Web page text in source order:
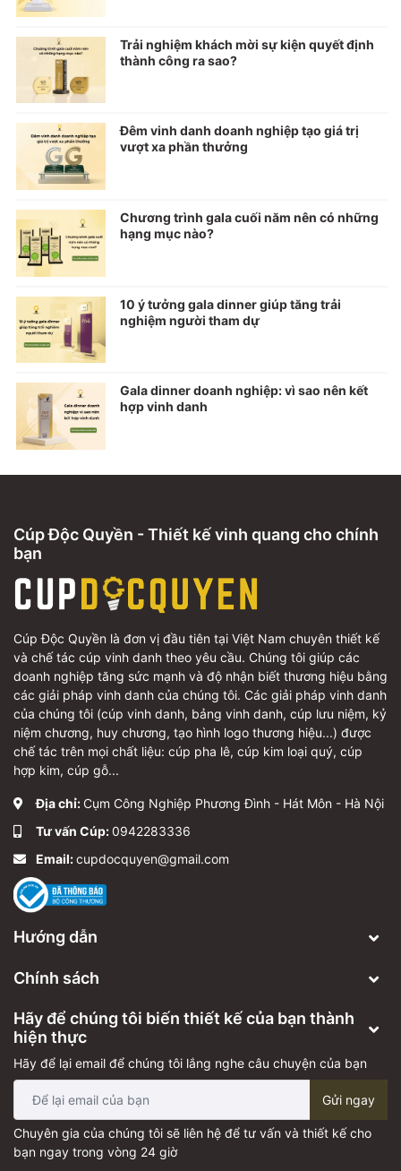
Trải nghiệm khách mời sự kiện quyết định
thành công ra sao?
Đêm vinh danh doanh nghiệp tạo giá trị
vượt xa phần thưởng
Chương trình gala cuối năm nên có những
hạng mục nào?
10 ý tưởng gala dinner giúp tăng trải
nghiệm người tham dự
Gala dinner doanh nghiệp: vì sao nên kết
hợp vinh danh
Cúp Độc Quyền - Thiết kế vinh quang cho chính
bạn
Cúp Độc Quyền là đơn vị đầu tiên tại Việt Nam chuyên thiết kế
và chế tác cúp vinh danh theo yêu cầu. Chúng tôi giúp các
doanh nghiệp tăng sức mạnh và độ nhận biết thương hiệu bằng
các giải pháp vinh danh của chúng tôi. Các giải pháp vinh danh
của chúng tôi (cúp vinh danh, bảng vinh danh, cúp lưu niệm, kỷ
niệm chương, huy chương, tạo hình logo thương hiệu...) được
chế tác trên mọi chất liệu: cúp pha lê, cúp kim loại quý, cúp
hợp kim, cúp gỗ...
Địa chỉ: Cụm Công Nghiệp Phương Đình - Hát Môn - Hà Nội
Tư vấn Cúp:0942283336
Email:cupdocquyen@gmail.com
Hướng dẫn
Chính sách
Hãy để chúng tôi biến thiết kế của bạn thành
hiện thực
Hãy để lại email để chúng tôi lắng nghe câu chuyện của bạn
Gửi ngay
Chuyên gia của chúng tôi sẽ liên hệ để tư vấn và thiết kế cho
bạn ngay trong vòng 24 giờ